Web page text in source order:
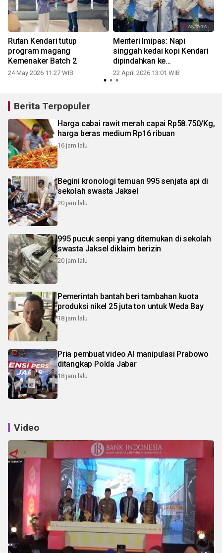
Rutan Kendari tutup
program magang
Kemenaker Batch 2
24 May 2026 11:27 WIB
Menteri Imipas: Napi
singgah kedai kopi Kendari
dipindahkan ke
Nusakambangan
22 April 2026 13:01 WIB
Berita Terpopuler
Harga cabai rawit merah capai Rp58.750/Kg,
harga beras medium Rp16 ribuan
16 jam lalu
Begini kronologi temuan 995 senjata api di
sekolah swasta Jaksel
20 jam lalu
995 pucuk senpi yang ditemukan di sekolah
swasta Jaksel diklaim berizin
20 jam lalu
Pemerintah bantah beri tambahan kuota
produksi nikel 25 juta ton untuk Weda Bay
18 jam lalu
Pria pembuat video AI manipulasi Prabowo
ditangkap Polda Jabar
18 jam lalu
Video